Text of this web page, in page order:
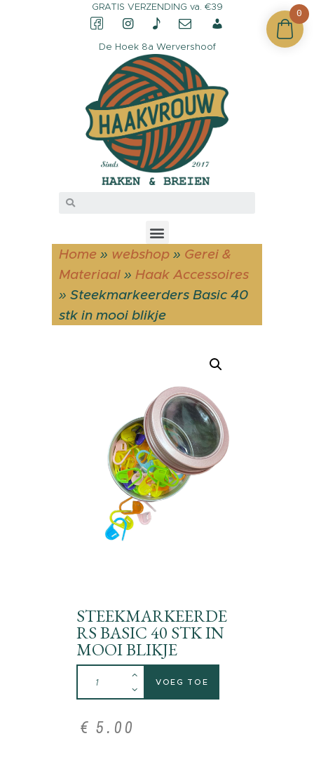
GRATIS VERZENDING va. €39
De Hoek 8a Wervershoof
Home » webshop » Gerei &
Materiaal » Haak Accessoires
» Steekmarkeerders Basic 40
stk in mooi blikje
CONTACT &
OPENINGSTIJDEN
OVER HAAKVROUW
MIJN ACCOUNT
STEEKMARKEERDE
RS BASIC 40 STK IN
MOOI BLIKJE
VOEG TOE
€ 5. 00
0